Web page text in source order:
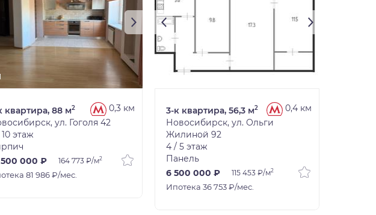
0,3 км
квартира, 88 м2
ул. Гоголя 42
этаж
500 000 ₽
164 773 ₽/м2
81 986 ₽/мес.
0,4 км
3-к квартира, 56,3 м2
Новосибирск, ул. Ольги
Жилиной 92
4 / 5 этаж
Панель
6 500 000 ₽
115 453 ₽/м2
Ипотека 36 753 ₽/мес.